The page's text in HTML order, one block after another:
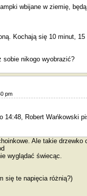
wbijane w ziemię,
Kochają się 10 minut, 15
sobie nikogo wyobrazić?
pm
14:48, Robert Wańkowski
Ale takie drzewko
wyglądać świecąc.
się te napięcia różnią?)